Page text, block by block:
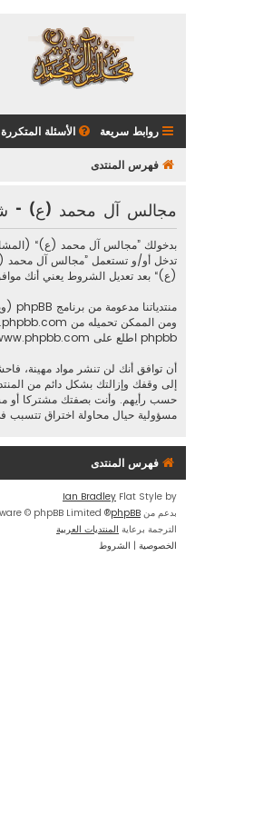
روابط سريعة الأسئلة المتكررة
فهرس المنتدى
مجالس آل محمد (ع) -
تدخل أو/و تستعمل ”مجالس آل محمد
(ع)“ بعد تعديل الشروط يعني أنك موافق
منتدياتنا مدعومة من برنامج phpBB (ويشار إليه بهم أو ”برنامج phpBB“ أو “www.phpbb.com” أو ”phpBB Limited“ أو ”phpBB Teams“) وهو برنامج منتديات مرخص تحت “
ومن الممكن تحميله من
phpbb اطلع على
أن توافق أنك لن تنشر مواد مهينة،
إلى وقفك وإزالتك بشكل دائم من
مسؤولية حيال محاولة اختراق تتسبب
فهرس المنتدى
Flat Style by
Ian Bradley
بدعم من phpBB
® Forum Software © phpBB Limited
الترجمة برعاية المنتديات العربية
الخصوصية | الشروط